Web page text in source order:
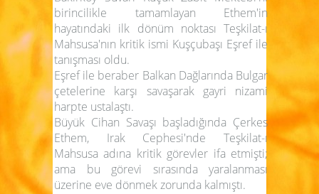
birincilikle tamamlayan Ethem'in
hayatındaki ilk dönüm noktası Teşkilat-ı
Mahsusa'nın kritik ismi Kuşçubaşı Eşref ile
tanışması oldu.
Eşref ile beraber Balkan Dağlarında Bulgar
çetelerine karşı savaşarak gayri nizami
harpte ustalaştı.
Büyük Cihan Savaşı başladığında Çerkes
Ethem, Irak Cephesi'nde Teşkilat-ı
Mahsusa adına kritik görevler ifa etmişti;
ama bu görevi sırasında yaralanması
üzerine eve dönmek zorunda kalmıştı.